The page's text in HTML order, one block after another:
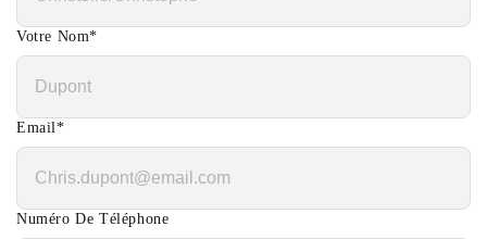
Votre Nom*
Email*
Numéro De Téléphone